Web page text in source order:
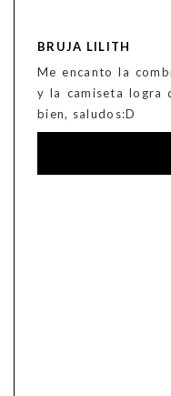
BRUJA LILITH
Me encanto la
y la camiseta logra
bien, saludos:D